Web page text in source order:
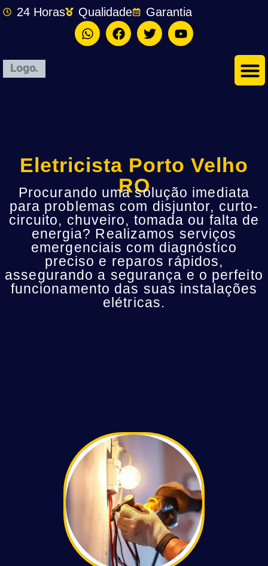
24 Horas Qualidade Garantia
Eletricista Porto Velho
RO
Procurando uma solução imediata
para problemas com disjuntor, curto-
circuito, chuveiro, tomada ou falta de
energia? Realizamos serviços
emergenciais com diagnóstico
preciso e reparos rápidos,
assegurando a segurança e o perfeito
funcionamento das suas instalações
elétricas.